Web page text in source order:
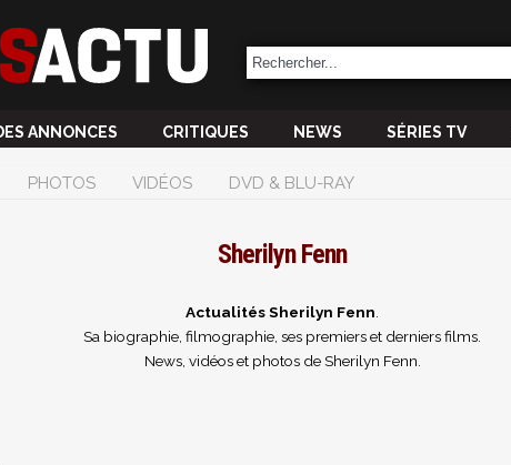
ANNONCES CRITIQUES NEWS SÉRIES TV
PHOTOS VIDÉOS DVD & BLU-RAY
Sherilyn Fenn
Actualités Sherilyn Fenn
Sa biographie, filmographie, ses premiers et derniers films.
News, vidéos et photos de Sherilyn Fenn.